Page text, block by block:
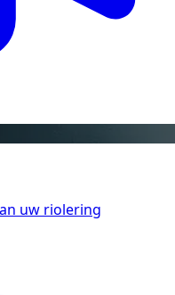
uw riolering